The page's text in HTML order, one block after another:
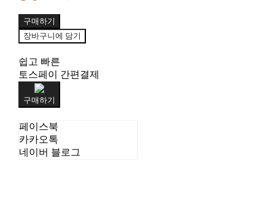
구매하기
장바구니에 담기
쉽고 빠른
토스페이 간편결제
구매하기
페이스북
카카오톡
네이버 블로그